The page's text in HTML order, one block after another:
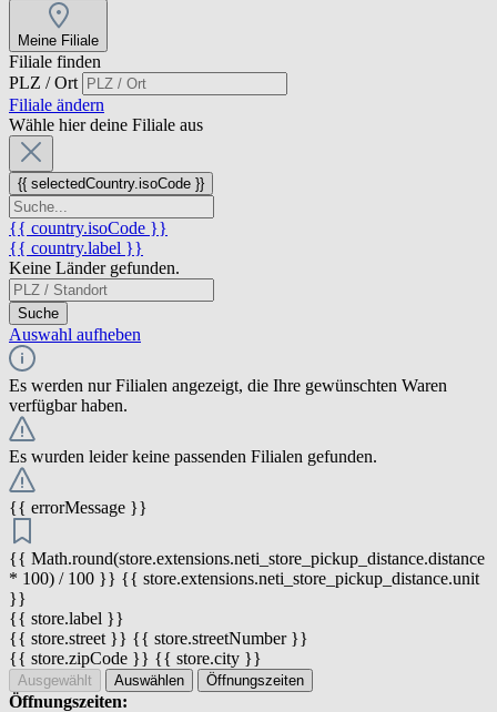
Meine Filiale
Filiale finden
PLZ / Ort
Filiale ändern
Wähle hier deine Filiale aus
{{ selectedCountry.isoCode }}
{{ country.isoCode }}
{{ country.label }}
Keine Länder gefunden.
Suche
Auswahl aufheben
Es werden nur Filialen angezeigt, die Ihre gewünschten Waren
verfügbar haben.
Es wurden leider keine passenden Filialen gefunden.
{{ errorMessage }}
{{ Math.round(store.extensions.neti_store_pickup_distance.distance
* 100) / 100 }} {{ store.extensions.neti_store_pickup_distance.unit
}}
{{ store.label }}
{{ store.street }} {{ store.streetNumber }}
{{ store.zipCode }} {{ store.city }}
Ausgewählt Auswählen Öffnungszeiten
Öffnungszeiten: